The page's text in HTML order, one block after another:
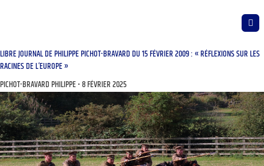
LIBRE JOURNAL DE PHILIPPE PICHOT-BRAVARD DU 15 FÉVRIER 2009 : « RÉFLEXIONS SUR LES
RACINES DE L’EUROPE »
PICHOT-BRAVARD PHILIPPE 8 FÉVRIER 2025